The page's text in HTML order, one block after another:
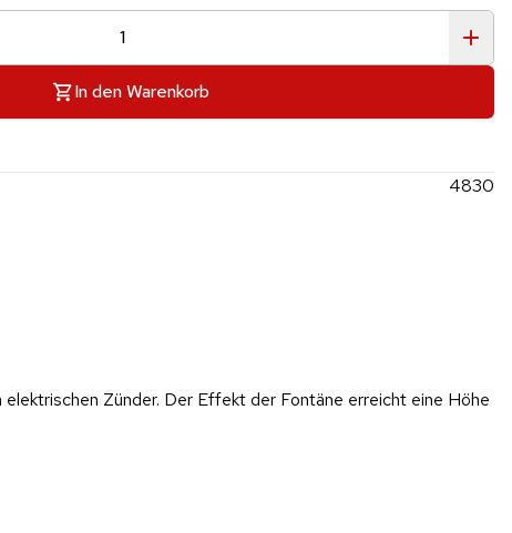
In den Warenkorb
4830
Zünder. Der Effekt der Fontäne erreicht eine Höhe